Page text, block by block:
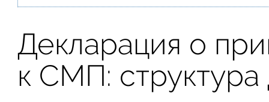
Декларация о
к СМП: структура